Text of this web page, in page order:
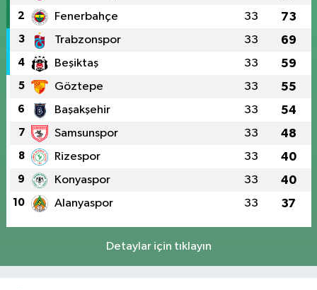
2 Fenerbahçe 33 73
3 Trabzonspor 33 69
4 Beşiktaş 33 59
5 Göztepe 33 55
6 Başakşehir 33 54
7 Samsunspor 33 48
8 Rizespor 33 40
9 Konyaspor 33 40
10 Alanyaspor 33 37
Detaylar için tıklayın